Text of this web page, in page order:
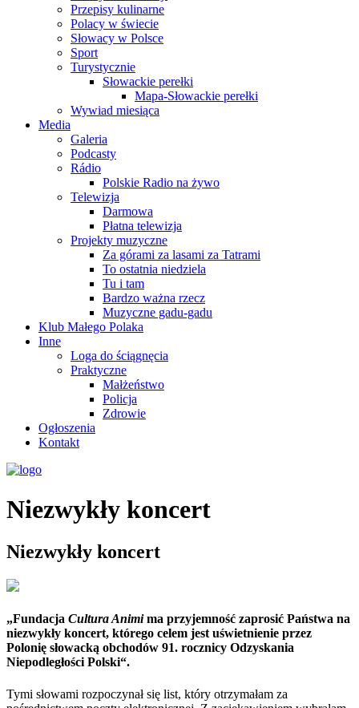
Przepisy kulinarne
Polacy w świecie
Słowacy w Polsce
Sport
Turystycznie
Słowackie perełki
Mapa-Słowackie perełki
Wywiad miesiąca
Media
Galeria
Podcasty
Rádio
Polskie Radio na żywo
Telewizja
Darmowa
Płatna telewizja
Projekty muzyczne
Za górami za lasami za Tatrami
To ostatnia niedziela
Tu i tam
Bardzo ważna rzecz
Muzyczne gadu-gadu
Klub Małego Polaka
Inne
Loga do ściągnęcia
Praktyczne
Małżeństwo
Policja
Zdrowie
Ogłoszenia
Kontakt
Niezwykły koncert
Niezwykły koncert
„Fundacja Cultura Animima przyjemność zaprosić Państwa na
niezwykły koncert, którego celem jest uświetnienie przez
Polonię słowacką obchodów 91. rocznicy Odzyskania
Niepodległości Polski“.
Tymi słowami rozpoczynał się list, który otrzymałam za